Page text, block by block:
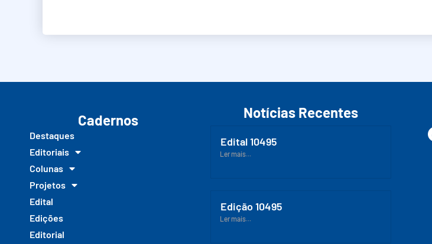
Cadernos
Destaques
Editoriais
Colunas
Projetos
Edital
Edições
Editorial
Notícias Recentes
Edital 10495
Ler mais...
Edição 10495
Ler mais...